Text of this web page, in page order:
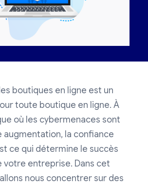
boutiques en ligne est un
toute boutique en ligne. À
où les cybermenaces sont
augmentation, la confiance
ce qui détermine le succès
votre entreprise. Dans cet
nous concentrer sur des